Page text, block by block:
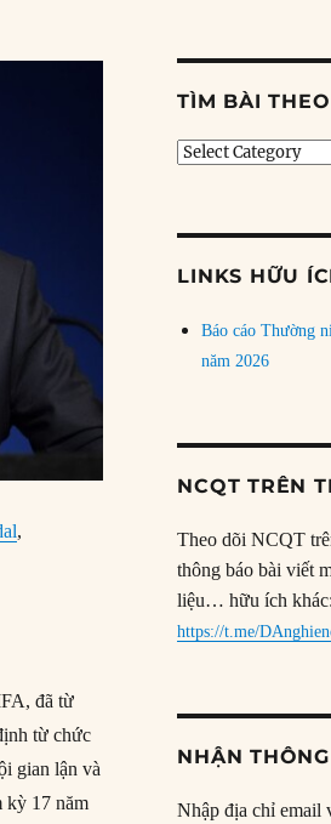
,
đã từ
từ chức
gian lận và
kỳ 17 năm
TÌM BÀI
Tìm
LINKS HỮU
Báo cáo Thường
năm 2026
NCQT TRÊN
Theo dõi NCQT
thông báo bài viết
liệu… hữu ích khác:
https://t.me/
NHẬN
Nhập địa chỉ email